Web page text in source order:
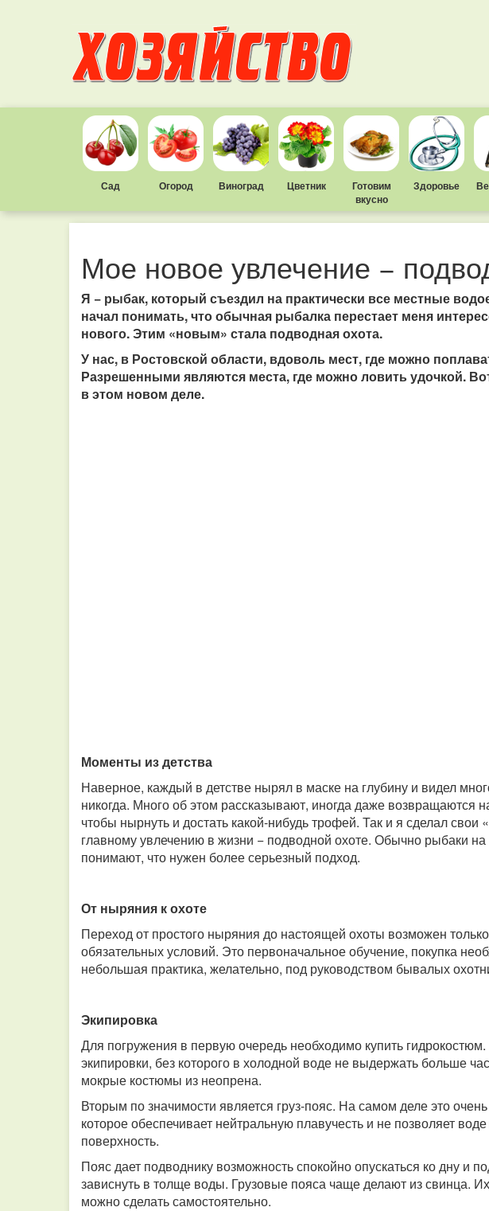
Сад Огород Виноград Цветник
Готовим
вкусно
Здоровье
Мое новое увлечение −
Я − рыбак, который съездил на практически все местные
начал понимать, что обычная рыбалка перестает меня
нового. Этим «новым» стала подводная охота.
У нас, в Ростовской области, вдоволь мест, где можно
Разрешенными являются места, где можно ловить удочкой.
в этом новом деле.
Моменты из детства
Наверное, каждый в детстве нырял в маске на глубину и видел
никогда. Много об этом рассказывают, иногда даже возвращаются
чтобы нырнуть и достать какой-нибудь трофей. Так и я сделал свои
главному увлечению в жизни − подводной охоте. Обычно рыбаки
понимают, что нужен более серьезный подход.
От ныряния к охоте
Переход от простого ныряния до настоящей охоты возможен
обязательных условий. Это первоначальное обучение, покупка
небольшая практика, желательно, под руководством бывалых
Экипировка
Для погружения в первую очередь необходимо купить
экипировки, без которого в холодной воде не выдержать больше
мокрые костюмы из неопрена.
Вторым по значимости является груз-пояс. На самом деле это
которое обеспечивает нейтральную плавучесть и не позволяет
поверхность.
Пояс дает подводнику возможность спокойно опускаться ко дну и
зависнуть в толще воды. Грузовые пояса чаще делают из свинца.
можно сделать самостоятельно.